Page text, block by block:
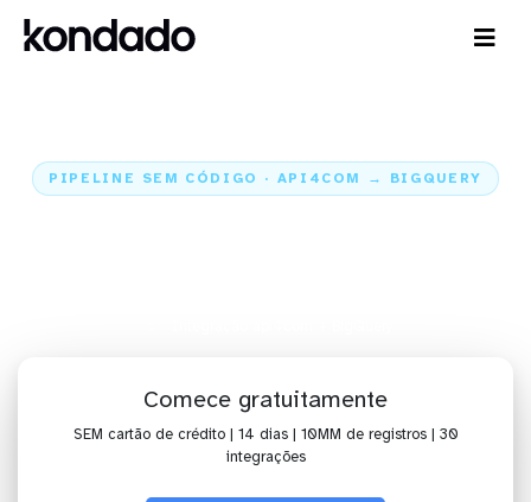
PIPELINE SEM CÓDIGO · API4COM → BIGQUERY
Comece gratuitamente
SEM cartão de crédito | 14 dias | 10MM de registros | 30
integrações